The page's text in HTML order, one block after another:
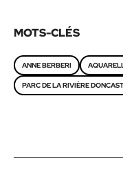
MOTS-CLÉS
ANNE BERBERI
PARC DE LA RIVIÈRE